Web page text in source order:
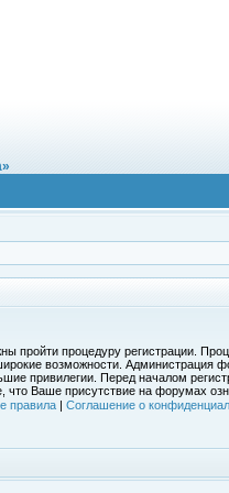
пройти процедуру регистрации.
возможности. Администрация
привилегии. Перед началом
Ваше присутствие на форумах
правила| Соглашение о